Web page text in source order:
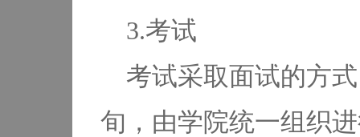
3.考试
考试采取面试的方
旬，由学院统一组织